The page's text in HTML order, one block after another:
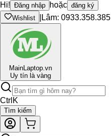
Hi! Đăng nhập hoặc đăng ký
Wishlist
Lâm: 0933.358.385
MainLaptop.vn
Uy tín là vàng
Ctrl K
Tìm kiếm